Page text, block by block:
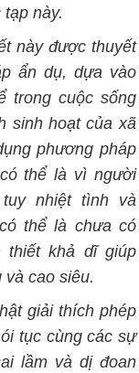
này.
này được thuyết
ẩn dụ, dựa vào
trong cuộc sống
sinh hoạt của xã
phương pháp
thể là vì người
nhiệt tình và
thể là chưa có
thiết khả dĩ giúp
cao siêu.
giải thích phép
tục cùng các sự
lầm và dị đoan